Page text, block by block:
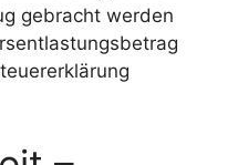
gebracht werden